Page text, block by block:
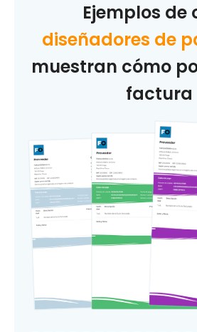
Ejemplos de
diseñadores de
muestran cómo
factura